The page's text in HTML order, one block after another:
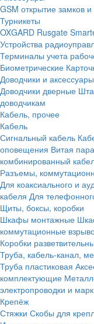
GSM открытие замков и
Турникеты
OXGARD Rusgate
Устройства
Терминалы учета
Биометрические
Доводчики и аксессуары
Доводчики дверные
доводчикам
Кабель, прочее
Кабель
Сигнальный кабель
оповещения Витая
комбинированный
Разъемы,
Для коаксиального и
кабеля Для
Щиты, боксы, коробки
Шкафы монтажные
коммутационные
Коробки
Труба, кабель-канал,
Труба пластиковая
комплектующие
электропроводки и
Крепёж
Стяжки Скобы для